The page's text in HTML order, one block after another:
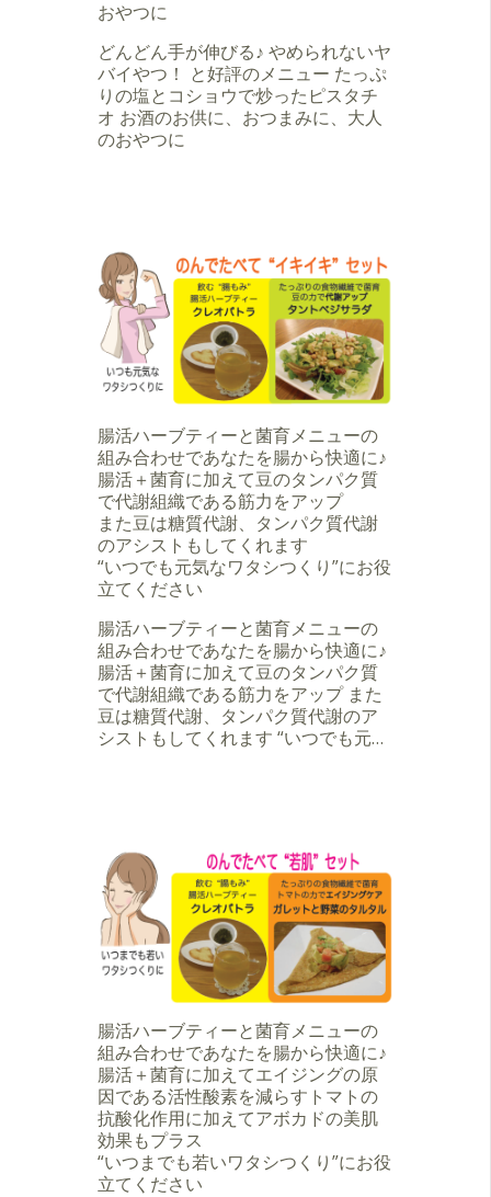
おやつに
どんどん手が伸びる♪ やめられないヤ
バイやつ！ と好評のメニュー たっぷ
りの塩とコショウで炒ったピスタチ
オ お酒のお供に、おつまみに、大人
のおやつに
腸活ハーブティーと菌育メニューの
組み合わせであなたを腸から快適に♪
腸活＋菌育に加えて豆のタンパク質
で代謝組織である筋力をアップ
また豆は糖質代謝、タンパク質代謝
のアシストもしてくれます
“いつでも元気なワタシつくり”にお役
立てください
腸活ハーブティーと菌育メニューの
組み合わせであなたを腸から快適に♪
腸活＋菌育に加えて豆のタンパク質
で代謝組織である筋力をアップ また
豆は糖質代謝、タンパク質代謝のア
シストもしてくれます “いつでも元…
腸活ハーブティーと菌育メニューの
組み合わせであなたを腸から快適に♪
腸活＋菌育に加えてエイジングの原
因である活性酸素を減らすトマトの
抗酸化作用に加えてアボカドの美肌
効果もプラス
“いつまでも若いワタシつくり”にお役
立てください